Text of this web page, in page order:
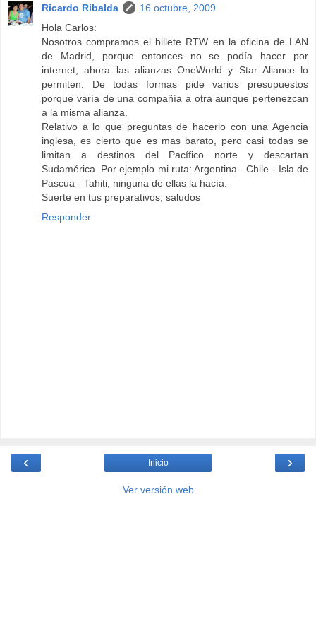
Ricardo Ribalda
16 octubre, 2009
Hola Carlos:
Nosotros compramos el billete RTW en la oficina de LAN
de Madrid, porque entonces no se podía hacer por
internet, ahora las alianzas OneWorld y Star Aliance lo
permiten. De todas formas pide varios presupuestos
porque varía de una compañía a otra aunque pertenezcan
a la misma alianza.
Relativo a lo que preguntas de hacerlo con una Agencia
inglesa, es cierto que es mas barato, pero casi todas se
limitan a destinos del Pacífico norte y descartan
Sudamérica. Por ejemplo mi ruta: Argentina - Chile - Isla de
Pascua - Tahiti, ninguna de ellas la hacía.
Suerte en tus preparativos, saludos
Responder
‹ ›
Inicio
Ver versión web